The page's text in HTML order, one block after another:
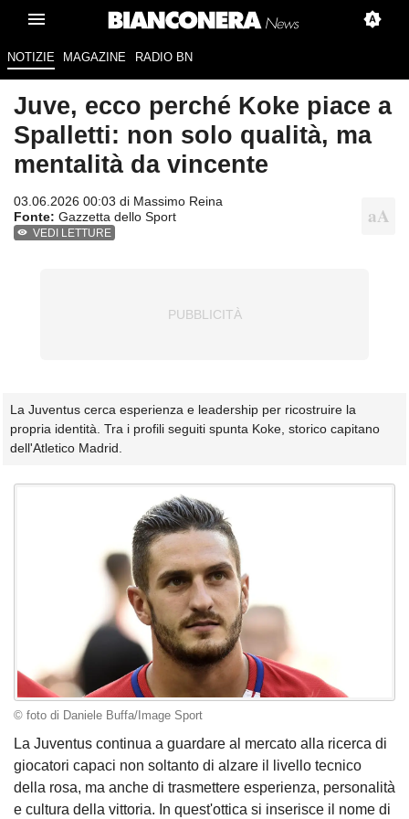
NOTIZIE MAGAZINE RADIO BN
Juve, ecco perché Koke piace a
Spalletti: non solo qualità, ma
mentalità da vincente
03.06.2026 00:03 di Massimo Reina
Fonte: Gazzetta dello Sport
VEDI LETTURE
La Juventus cerca esperienza e leadership per ricostruire la
propria identità. Tra i profili seguiti spunta Koke, storico capitano
dell'Atletico Madrid.
© foto di Daniele Buffa/Image Sport
La Juventus continua a guardare al mercato alla ricerca di
giocatori capaci non soltanto di alzare il livello tecnico
della rosa, ma anche di trasmettere esperienza, personalità
e cultura della vittoria. In quest'ottica si inserisce il nome di